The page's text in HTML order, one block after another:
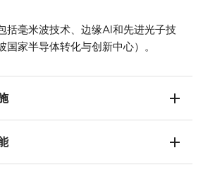
括毫米波技术、边缘AI和先进光子技
国家半导体转化与创新中心）。
add
add